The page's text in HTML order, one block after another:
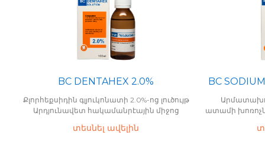
BC DENTAHEX 2.0%
Քլորհեքսիդին գլյուկոնատի 2.0%-ոց լուծույթ
Արդյունավետ հակամանրէային միջոց
տեսնել ավելին
BC
ատամի